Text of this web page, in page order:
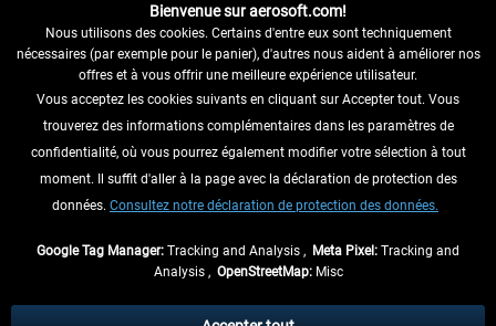
RENONCER AU CONTRAT ICI
INFORMATIONS
NE MANQUEZ PAS LES DERNIÈRES
échéant, frais de remboursement, si aucune description contraire.
Bienvenue sur aerosoft.com!
Nous utilisons des cookies. Certains d'entre eux sont techniquement
nécessaires (par exemple pour le panier), d'autres nous aident à améliorer nos
offres et à vous offrir une meilleure expérience utilisateur.
Vous acceptez les cookies suivants en cliquant sur Accepter tout. Vous
trouverez des informations complémentaires dans les paramètres de
confidentialité, où vous pourrez également modifier votre sélection à tout
moment. Il suffit d'aller à la page avec la déclaration de protection des
données. Consultez notre déclaration de protection des données.
Google Tag Manager: Tracking and Analysis , Meta Pixel: Tracking and
Analysis , OpenStreetMap:Misc